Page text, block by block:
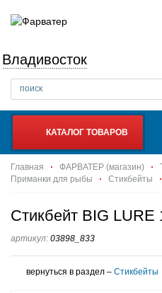
Владивосток
КАТАЛОГ ТОВАРОВ
Главная ФАРВАТЕР (магазин)
Приманки для рыбы
Стикбейты
Стикбейт BIG LURE
артикул: 03898_833
вернуться в раздел – Стикбейты